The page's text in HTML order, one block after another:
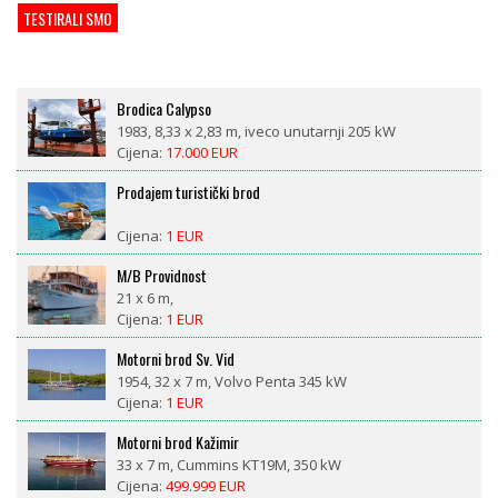
TESTIRALI SMO
Brodica Calypso
1983, 8,33 x 2,83 m, iveco unutarnji 205 kW
Cijena: 17.000 EUR
Prodajem turistički brod
Cijena: 1 EUR
M/B Providnost
21 x 6 m,
Cijena: 1 EUR
Motorni brod Sv. Vid
1954, 32 x 7 m, Volvo Penta 345 kW
Cijena: 1 EUR
Motorni brod Kažimir
33 x 7 m, Cummins KT19M, 350 kW
Cijena: 499.999 EUR